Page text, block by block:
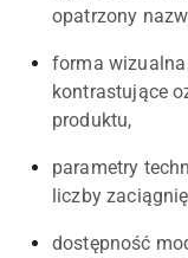
opatrzony
forma
kontrastujące
produktu,
parametry
liczby
dostępność